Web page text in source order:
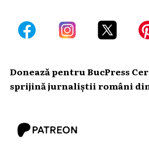
Donează pentru BucPress
sprijină jurnaliștii români